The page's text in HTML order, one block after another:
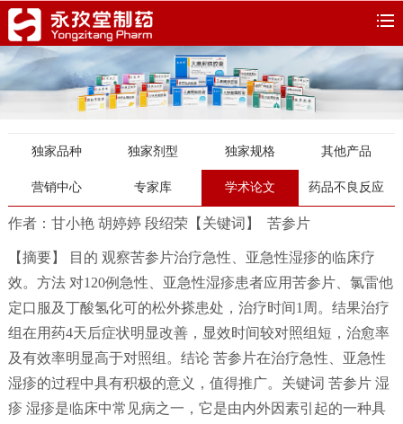
独家品种 独家剂型 独家规格 其他产品
营销中心 专家库 学术论文 药品不良反应
作者：甘小艳 胡婷婷 段绍荣【关键词】 苦参片
【摘要】 目的 观察苦参片治疗急性、亚急性湿疹的临床疗
效。方法 对120例急性、亚急性湿疹患者应用苦参片、氯雷他
定口服及丁酸氢化可的松外搽患处，治疗时间1周。结果治疗
组在用药4天后症状明显改善，显效时间较对照组短，治愈率
及有效率明显高于对照组。结论 苦参片在治疗急性、亚急性
湿疹的过程中具有积极的意义，值得推广。关键词 苦参片 湿
疹 湿疹是临床中常见病之一，它是由内外因素引起的一种具